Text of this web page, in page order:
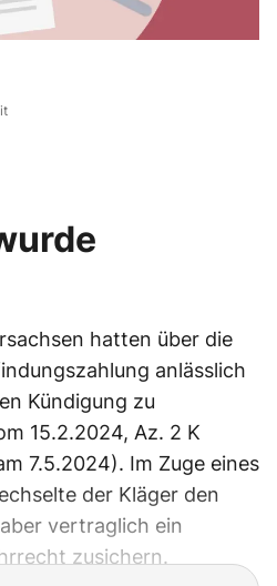
hatten über die
anlässlich
Kündigung zu
15.2.2024, Az. 2 K
7.5.2024). Im Zuge eines
der Kläger den
vertraglich ein
zusichern.